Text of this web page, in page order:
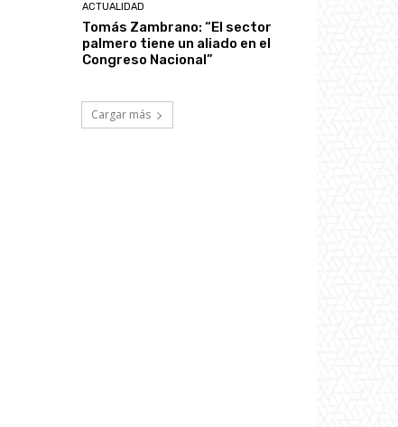
ACTUALIDAD
Tomás Zambrano: “El sector
palmero tiene un aliado en el
Congreso Nacional”
Cargar más